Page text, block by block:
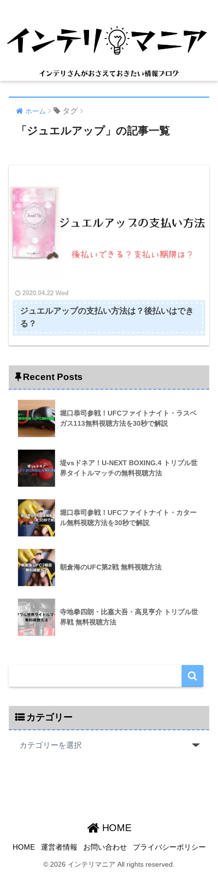
ホーム タグ
「ジュエルアップ」の記事一覧
2020.04.22 Wed
ジュエルアップの支払い方法は？後払いはでき
る？
Recent Posts
堀口恭司参戦！UFCファイトナイト・ラスベ
ガス113無料視聴方法を30秒で解説
堤vsドネア！U-NEXT BOXING.4 トリプル世
界タイトルマッチの無料視聴方法
堀口恭司参戦！UFCファイトナイト・カター
ル無料視聴方法を30秒で解説
朝倉海のUFC第2戦 無料視聴方法
寺地拳四朗・比嘉大吾・高見亨介 トリプル世
界戦 無料視聴方法
カテゴリー
HOME
HOME 運営者情報 お問い合わせ プライバシーポリシー
© 2026 インテリマニア All rights reserved.